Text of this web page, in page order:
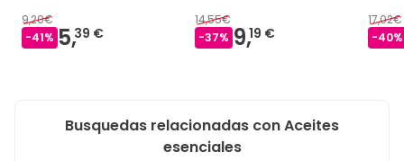
9,20€
-41% 5,39 €
14,55€
-37% 9,19 €
17,02€
-40%
Busquedas relacionadas con Aceites
esenciales